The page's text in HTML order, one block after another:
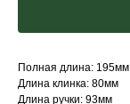
Полная длина: 195мм
Длина клинка: 80мм
Длина ручки: 93мм